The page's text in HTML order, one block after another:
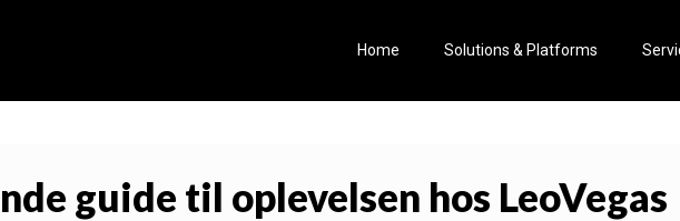
Home Solutions & Platforms
guide til oplevelsen hos LeoVegas